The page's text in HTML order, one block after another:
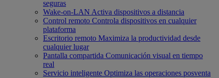
seguras
Wake-on-LAN Activa dispositivos a distancia
Control remoto Controla dispositivos en cualquier
plataforma
Escritorio remoto Maximiza la productividad desde
cualquier lugar
Pantalla compartida Comunicación visual en tiempo
real
Servicio inteligente Optimiza las operaciones posventa